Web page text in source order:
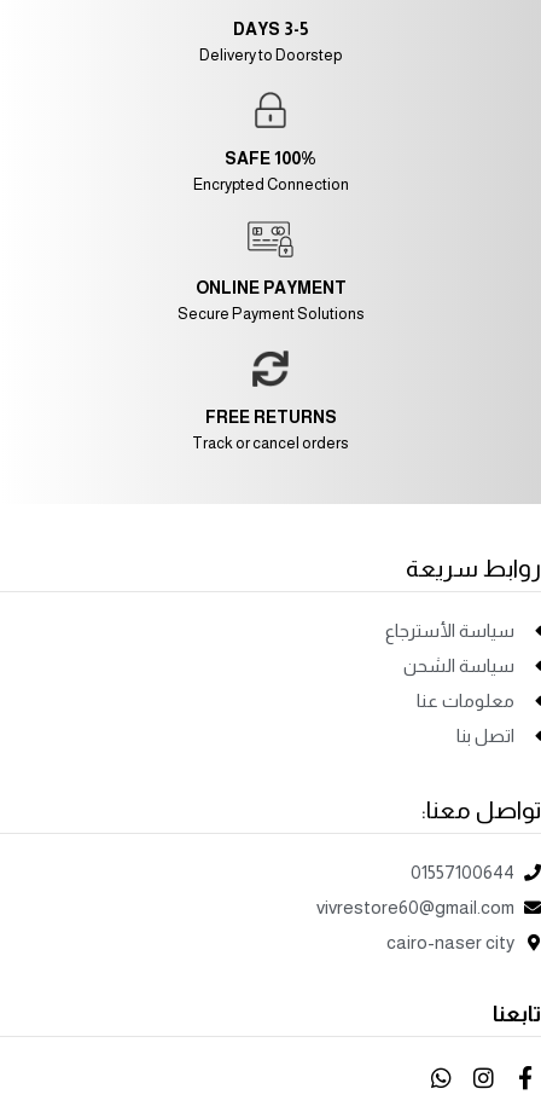
FREE RETURNS
Track or cancel orders
ONLINE PAYMENT
Secure Payment Solutions
100% SAFE
Encrypted Connection
3-5 DAYS
Delivery to Doorstep
روابط سريعة
سياسة الأسترجاع
سياسة الشحن
معلومات عنا
اتصل بنا
تواصل معنا:
01557100644
vivrestore60@gmail.com
cairo-naser city
تابعنا